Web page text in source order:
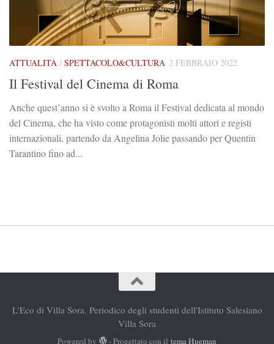
ATTUALITÀ / SPETTACOLO&CULTURA 2 FEBBRAIO 2022
Il Festival del Cinema di Roma
Anche quest’anno si è svolto a Roma il Festival dedicata al mondo
del Cinema, che ha visto come protagonisti molti attori e registi
internazionali, partendo da Angelina Jolie passando per Quentin
Tarantino fino ad...
L'Eco di Villa Sora. Periodico degli studenti dell'Istituto Salesiano
Villa Sora
Powered by - Progettato con iltema Hueman